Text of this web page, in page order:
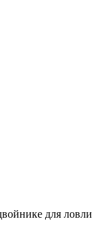
для ловли